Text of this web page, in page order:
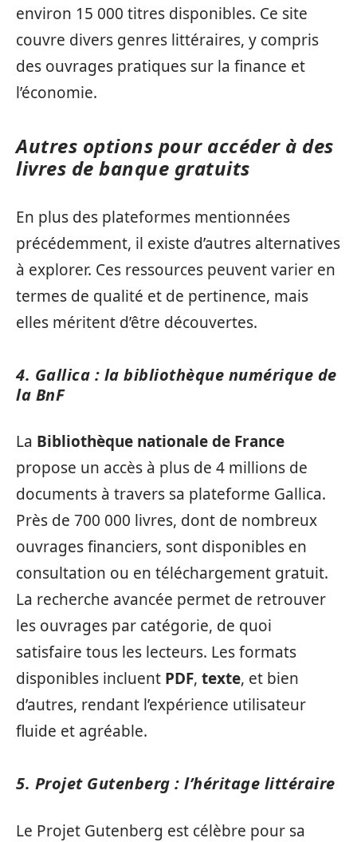
environ 15 000 titres disponibles. Ce site
couvre divers genres littéraires, y compris
des ouvrages pratiques sur la finance et
l’économie.
Autres options pour accéder à des
livres de banque gratuits
En plus des plateformes mentionnées
précédemment, il existe d’autres alternatives
à explorer. Ces ressources peuvent varier en
termes de qualité et de pertinence, mais
elles méritent d’être découvertes.
4. Gallica : la bibliothèque numérique de
la BnF
La Bibliothèque nationale de France
propose un accès à plus de 4 millions de
documents à travers sa plateforme Gallica.
Près de 700 000 livres, dont de nombreux
ouvrages financiers, sont disponibles en
consultation ou en téléchargement gratuit.
La recherche avancée permet de retrouver
les ouvrages par catégorie, de quoi
satisfaire tous les lecteurs. Les formats
disponibles incluent PDF, texte, et bien
d’autres, rendant l’expérience utilisateur
fluide et agréable.
5. Projet Gutenberg : l’héritage littéraire
Le Projet Gutenberg est célèbre pour sa